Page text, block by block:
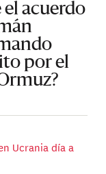
el acuerdo
por el
Ucrania día a